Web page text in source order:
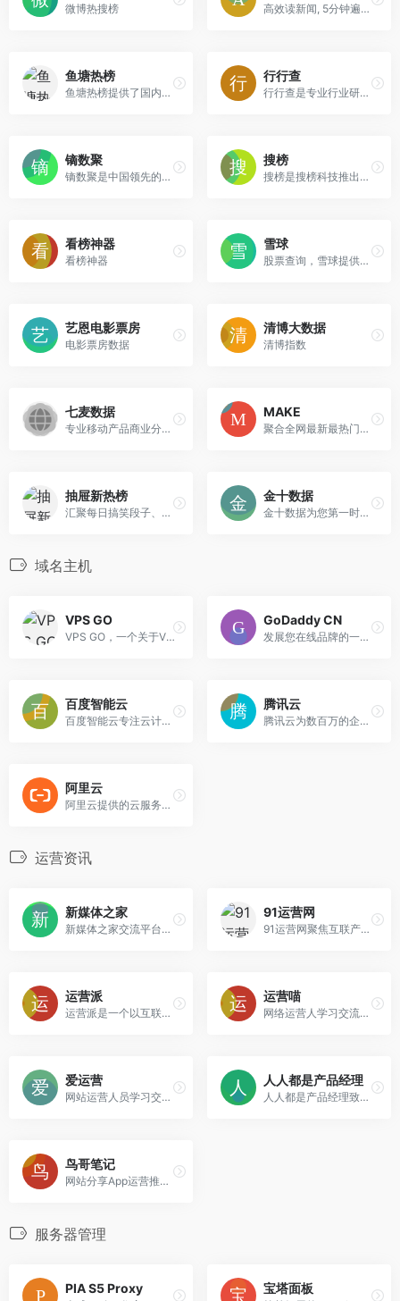
微博热搜榜 高效读新闻, 5分钟遍历全网热点
鱼塘热榜
鱼塘热榜提供了国内外各大热门网站的聚合信息,包括了知乎、微博、虎扑、V2EX、贴吧、Github、抖音、今日头条等等
行行查
行行查是专业行业研究数据库，包含海量细分行业研究报告，研究信息覆盖大消费、节能环保、传媒娱乐、信息科技、地产金融、生命健康、先进制造、传统行业等领域。
镝数聚
镝数聚是中国领先的数据综合服务平台,聚合3000+数据机构,提供7大服务类型,汇集海量权威数据,为数据服务的供需双方精准匹配需求,深度对接资源,释放数据价值.
搜榜
搜榜是搜榜科技推出的热搜榜聚合导航平台,每日为用户提供:百度风云榜/微博热搜榜/微信热词榜/知乎热搜榜/豆瓣排行榜和抖音热搜榜等主流互联网平台的今日热搜榜单;看热搜,上搜榜,一网看全网;让每个人轻松发现热点
看榜神器
看榜神器
雪球
股票查询，雪球提供沪深港美股票实时行情。
艺恩电影票房
电影票房数据
清博大数据
清博指数
七麦数据
专业移动产品商业分析平台-ASO-ASM优化
MAKE
聚合全网最新最热门资讯
抽屉新热榜
汇聚每日搞笑段子、热门图片、有趣新闻。
金十数据
金十数据为您第一时间发布数据,计算机自动为您解读,数据影响一目了然.非农,失业率看金十网最快!
域名主机
VPS GO
VPS GO，一个关于VPS的博客，致力于VPS、虚拟主机、独立服务器、域名的优惠分享与推荐。
GoDaddy CN
发展您在线品牌的一切所需帮助和工具：网站、域名、数字化和社交媒体推广，还有 GoDaddy 说明为您一路提供指导。
百度智能云
百度智能云专注云计算、智能大数据、人工智能服务，提供稳定的云服务器、云主机、云存储、CDN、域名注册、物联网等云服务,支持API对接,快速备案等专业解决方案。
腾讯云
腾讯云为数百万的企业和开发者提供安全稳定的云计算服务，涵盖云服务器、云数据库、云存储、视频与CDN、域名注册等全方位云服务和各行业解决方案。
阿里云
阿里云提供的云服务器、云数据库、云存储、CDN、大数据等服务，7x24小时售后支持，专业快速备案，助企业无忧上云。
运营资讯
新媒体之家
新媒体之家交流平台，免费学习新媒体运营、品牌营销、广告文案、社群运营、用户运营等相关知识，由浅入深，让你从新媒体营销小白变大神。
91运营网
91运营网聚焦互联产品运营干货,为互联网从业人员提供互联网产品策划,网络营销,网站推广,移动互联网,电子商务运营经验等专业信息和服务。
运营派
运营派是一个以互联网运营、市场、营销、文案为核心的学习交流分享平台。运营派为您提供公众号运营，用户增长、用户运营、活动运营、数据运营、新媒体运营、微信裂变、文案策划及app运营推广等专业知识，在这里你还可以通过免费的三节课掌握这些技能。
运营喵
网络运营人学习交流乐园，汇聚最新的网站运营、产品运营管理、电商运营、APP微信营销推广干货知识。用数据、案例分析的方式提高运营者能力！
爱运营
网站运营人员学习交流，专注于网站产品运营管理、淘宝运营。
人人都是产品经理
人人都是产品经理致力为产品新人、产品经理等广大产品爱好者打造一个良好的学习交流平台。深度剖析国内外互联网业内动态，分享产品设计、交互设计、视觉设计、用户体验设计、产品运营、产品市场和项目管理等专业产品知识。
鸟哥笔记
网站分享App运营推广实战经验、新媒体营销、小程序、抖音营销案例，致力于帮助从业者高效提升专业技能、推动行业良性进化。
服务器管理
PIA S5 Proxy 宝塔面板